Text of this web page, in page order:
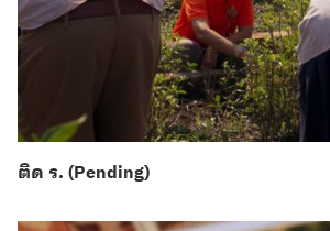
ติด ร. (Pending)